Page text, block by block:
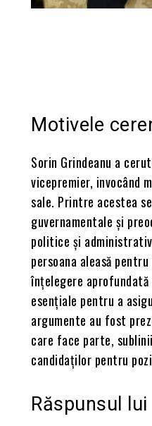
Motivele
Sorin Grindeanu a
vicepremier, invocând
sale. Printre acestea
guvernamentale și
politice și
persoana aleasă
înțelegere aprofundată
esențiale pentru a
argumente au fost
care face parte,
candidaților pentru
Răspunsul